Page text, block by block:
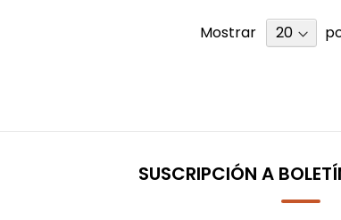
Mostrar
SUSCRIPCIÓN A